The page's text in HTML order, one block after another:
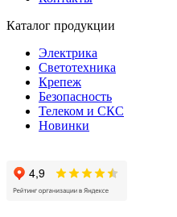
Каталог продукции
Электрика
Светотехника
Крепеж
Безопасность
Телеком и СКС
Новинки